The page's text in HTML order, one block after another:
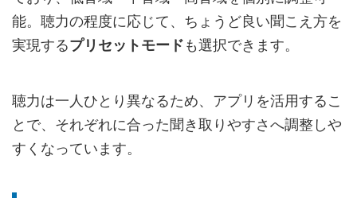
能。聴力の程度に応じて、ちょうど良い聞こえ方を
実現するプリセットモードも選択できます。
聴力は一人ひとり異なるため、アプリを活用するこ
とで、それぞれに合った聞き取りやすさへ調整しや
すくなっています。